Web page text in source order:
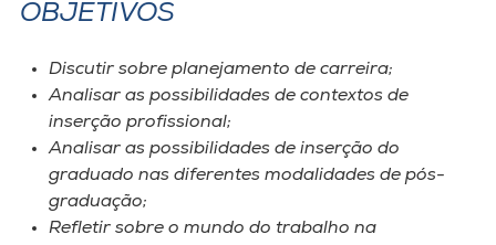
OBJETIVOS
Discutir sobre planejamento de carreira;
Analisar as possibilidades de contextos de
inserção profissional;
Analisar as possibilidades de inserção do
graduado nas diferentes modalidades de pós-
graduação;
Refletir sobre o mundo do trabalho na